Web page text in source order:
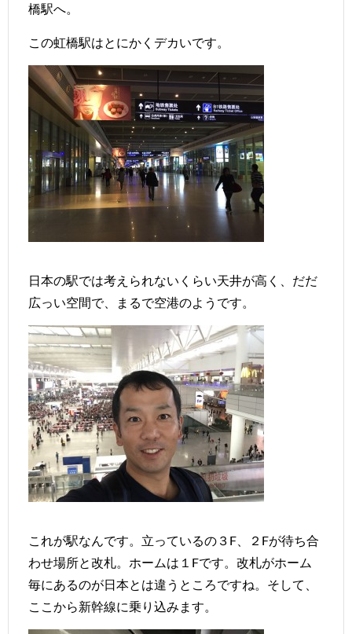
橋駅へ。
この虹橋駅はとにかくデカいです。
日本の駅では考えられないくらい天井が高く、だだ
広っい空間で、まるで空港のようです。
これが駅なんです。立っているの３F、２Fが待ち合
わせ場所と改札。ホームは１Fです。改札がホーム
毎にあるのが日本とは違うところですね。そして、
ここから新幹線に乗り込みます。